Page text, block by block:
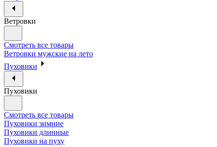
Ветровки
Смотреть все товары
Ветровки мужские на лето
Пуховики
Пуховики
Смотреть все товары
Пуховики зимние
Пуховики длинные
Пуховики на пуху